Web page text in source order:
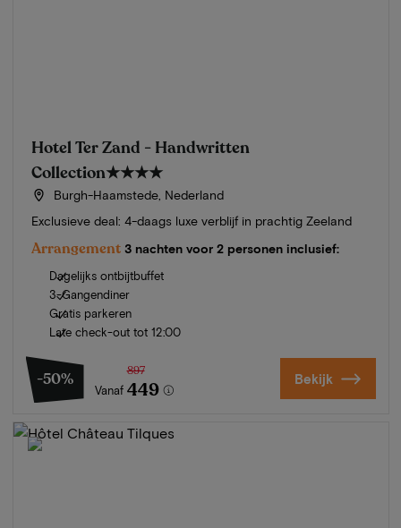
Hotel Ter Zand - Handwritten
Collection★★★★
Burgh-Haamstede, Nederland
Exclusieve deal: 4-daags luxe verblijf in prachtig Zeeland
Arrangement 3 nachten voor 2 personen inclusief:
Dagelijks ontbijtbuffet
3-Gangendiner
Gratis parkeren
Late check-out tot 12:00
-50%
Vanaf
897
449 Bekijk